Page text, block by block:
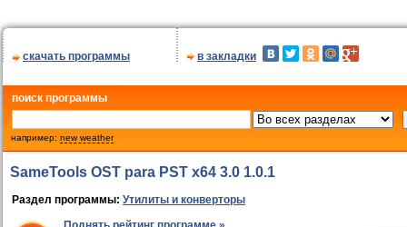
скачать программы в закладки
поиск программы
например: new weather
SameTools OST para PST x64 3.0 1.0.1
Раздел программы: Утилиты и конверторы